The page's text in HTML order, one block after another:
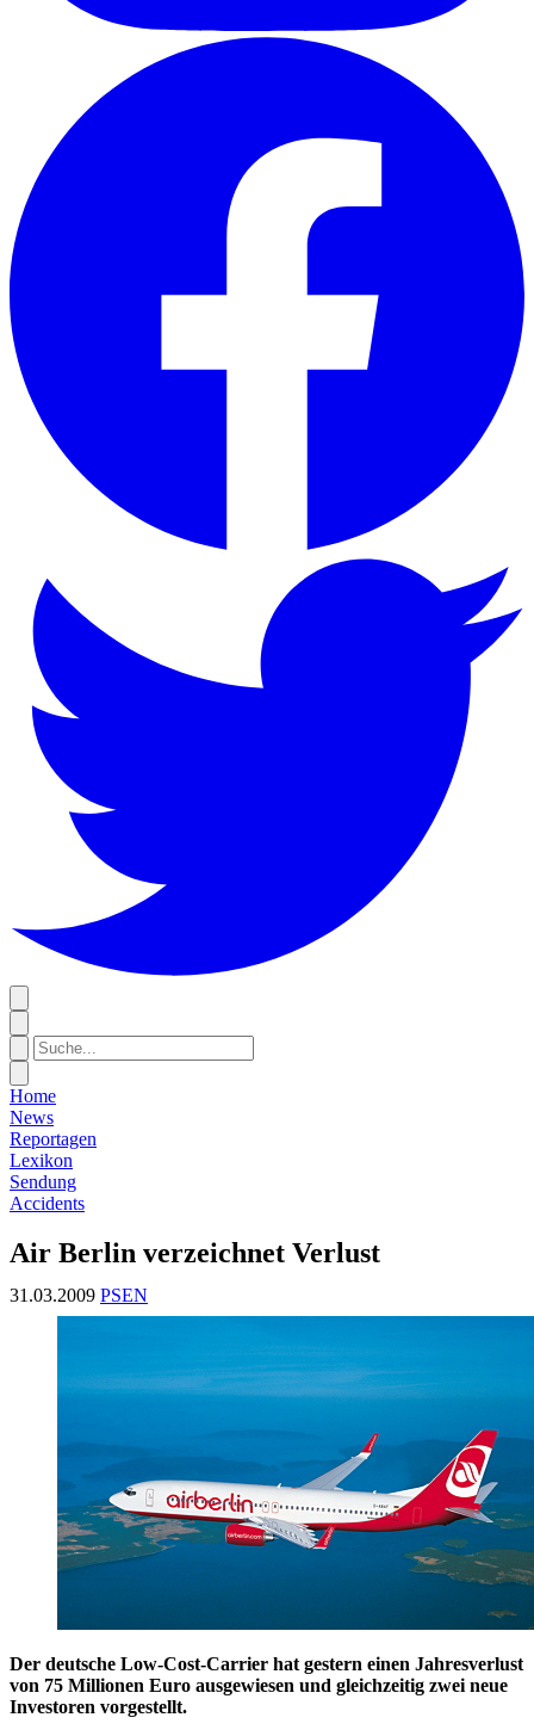
Home
News
Reportagen
Lexikon
Sendung
Accidents
Air Berlin verzeichnet Verlust
31.03.2009 PSEN
Der deutsche Low-Cost-Carrier hat gestern einen Jahresverlust
von 75 Millionen Euro ausgewiesen und gleichzeitig zwei neue
Investoren vorgestellt.